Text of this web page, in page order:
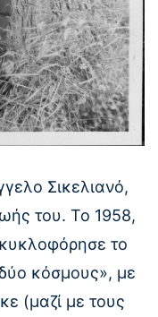
Σικελιανό,
του. Το 1958,
το
κόσμους», με
(μαζί με τους